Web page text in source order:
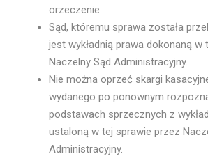
orzeczenie.
Sąd, któremu sprawa została
jest wykładnią prawa dokonaną w
Naczelny Sąd Administracyjny.
Nie można oprzeć skargi
wydanego po ponownym
podstawach sprzecznych z
ustaloną w tej sprawie przez
Administracyjny.